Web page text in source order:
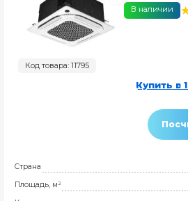
Код товара: 11795
В наличии
Купить в
Страна
Площадь, м²